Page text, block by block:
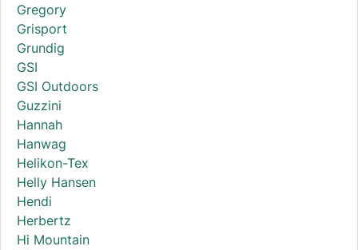
Gregory
Grisport
Grundig
GSI
GSI Outdoors
Guzzini
Hannah
Hanwag
Helikon-Tex
Helly Hansen
Hendi
Herbertz
Hi Mountain